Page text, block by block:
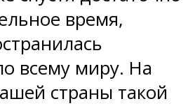
время,
всему миру. На
страны такой